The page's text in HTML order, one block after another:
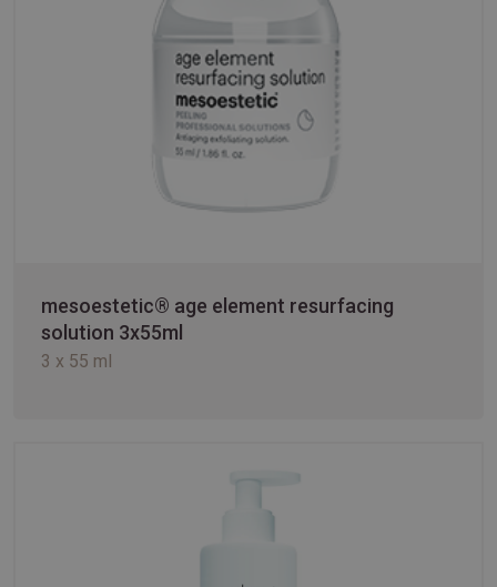
mesoestetic® age element resurfacing
solution 3x55ml
3 x 55 ml